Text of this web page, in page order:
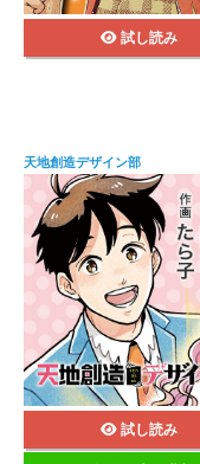
試し読み
天地創造デザイン部
試し読み